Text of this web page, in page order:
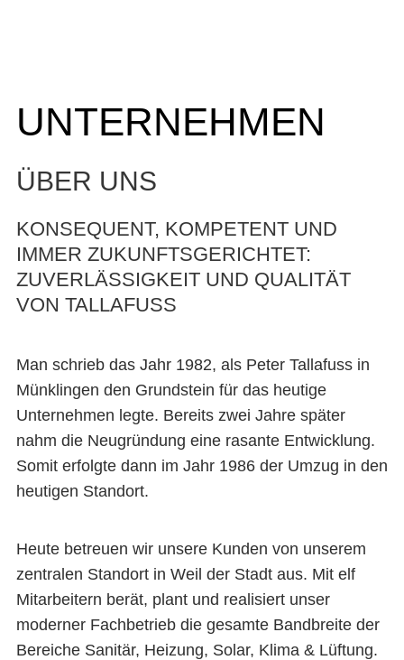
UNTERNEHMEN
ÜBER UNS
KONSEQUENT, KOMPETENT UND
IMMER ZUKUNFTSGERICHTET:
ZUVERLÄSSIGKEIT UND QUALITÄT
VON TALLAFUSS
Man schrieb das Jahr 1982, als Peter Tallafuss in
Münklingen den Grundstein für das heutige
Unternehmen legte. Bereits zwei Jahre später
nahm die Neugründung eine rasante Entwicklung.
Somit erfolgte dann im Jahr 1986 der Umzug in den
heutigen Standort.
Heute betreuen wir unsere Kunden von unserem
zentralen Standort in Weil der Stadt aus. Mit elf
Mitarbeitern berät, plant und realisiert unser
moderner Fachbetrieb die gesamte Bandbreite der
Bereiche Sanitär, Heizung, Solar, Klima & Lüftung.